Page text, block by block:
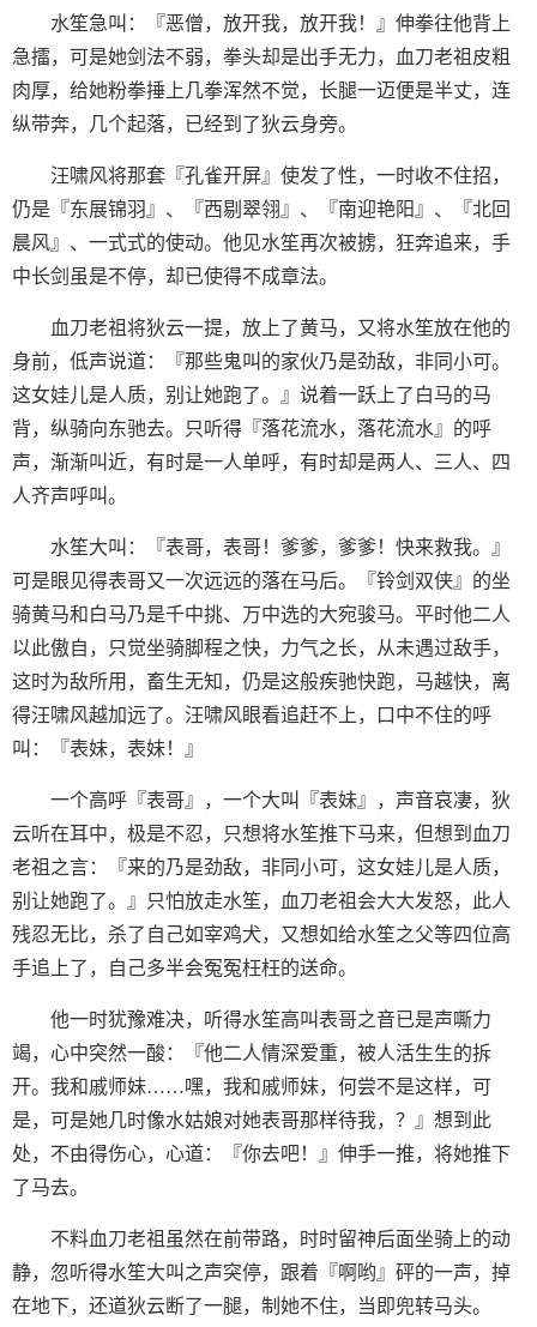
水笙急叫：『恶僧，放开我，放开我！』伸拳往他背上
急擂，可是她剑法不弱，拳头却是出手无力，血刀老祖皮粗
肉厚，给她粉拳捶上几拳浑然不觉，长腿一迈便是半丈，连
纵带奔，几个起落，已经到了狄云身旁。
汪啸风将那套『孔雀开屏』使发了性，一时收不住招，
仍是『东展锦羽』、『西剔翠翎』、『南迎艳阳』、『北回
晨风』、一式式的使动。他见水笙再次被掳，狂奔追来，手
中长剑虽是不停，却已使得不成章法。
血刀老祖将狄云一提，放上了黄马，又将水笙放在他的
身前，低声说道：『那些鬼叫的家伙乃是劲敌，非同小可。
这女娃儿是人质，别让她跑了。』说着一跃上了白马的马
背，纵骑向东驰去。只听得『落花流水，落花流水』的呼
声，渐渐叫近，有时是一人单呼，有时却是两人、三人、四
人齐声呼叫。
水笙大叫：『表哥，表哥！爹爹，爹爹！快来救我。』
可是眼见得表哥又一次远远的落在马后。『铃剑双侠』的坐
骑黄马和白马乃是千中挑、万中选的大宛骏马。平时他二人
以此傲自，只觉坐骑脚程之快，力气之长，从未遇过敌手，
这时为敌所用，畜生无知，仍是这般疾驰快跑，马越快，离
得汪啸风越加远了。汪啸风眼看追赶不上，口中不住的呼
叫：『表妹，表妹！』
一个高呼『表哥』，一个大叫『表妹』，声音哀凄，狄
云听在耳中，极是不忍，只想将水笙推下马来，但想到血刀
老祖之言：『来的乃是劲敌，非同小可，这女娃儿是人质，
别让她跑了。』只怕放走水笙，血刀老祖会大大发怒，此人
残忍无比，杀了自己如宰鸡犬，又想如给水笙之父等四位高
手追上了，自己多半会冤冤枉枉的送命。
他一时犹豫难决，听得水笙高叫表哥之音已是声嘶力
竭，心中突然一酸：『他二人情深爱重，被人活生生的拆
开。我和戚师妹……嘿，我和戚师妹，何尝不是这样，可
是，可是她几时像水姑娘对她表哥那样待我，？』想到此
处，不由得伤心，心道：『你去吧！』伸手一推，将她推下
了马去。
不料血刀老祖虽然在前带路，时时留神后面坐骑上的动
静，忽听得水笙大叫之声突停，跟着『啊哟』砰的一声，掉
在地下，还道狄云断了一腿，制她不住，当即兜转马头。